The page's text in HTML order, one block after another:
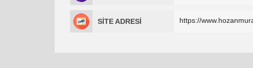
SİTE ADRESİ https://